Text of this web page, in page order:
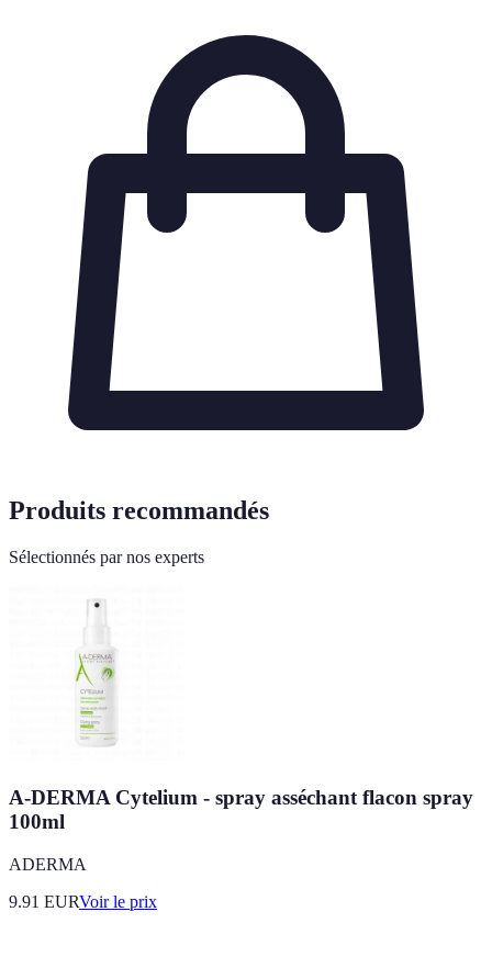
Produits recommandés
Sélectionnés par nos experts
A-DERMA Cytelium - spray asséchant flacon spray
100ml
ADERMA
9.91 EURVoir le prix